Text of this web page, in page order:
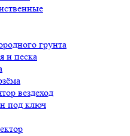
грунта
и песка
вездеход
под ключ